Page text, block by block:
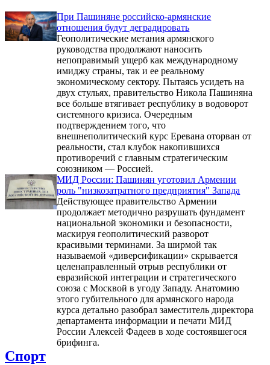
При Пашиняне российско-армянские
отношения будут деградировать
Геополитические метания армянского
руководства продолжают наносить
непоправимый ущерб как международному
имиджу страны, так и ее реальному
экономическому сектору. Пытаясь усидеть на
двух стульях, правительство Никола Пашиняна
все больше втягивает республику в водоворот
системного кризиса. Очередным
подтверждением того, что
внешнеполитический курс Еревана оторван от
реальности, стал клубок накопившихся
противоречий с главным стратегическим
союзником — Россией.
МИД России: Пашинян уготовил Армении
роль "низкозатратного предприятия" Запада
Действующее правительство Армении
продолжает методично разрушать фундамент
национальной экономики и безопасности,
маскируя геополитический разворот
красивыми терминами. За ширмой так
называемой «диверсификации» скрывается
целенаправленный отрыв республики от
евразийской интеграции и стратегического
союза с Москвой в угоду Западу. Анатомию
этого губительного для армянского народа
курса детально разобрал заместитель директора
департамента информации и печати МИД
России Алексей Фадеев в ходе состоявшегося
брифинга.
Спорт